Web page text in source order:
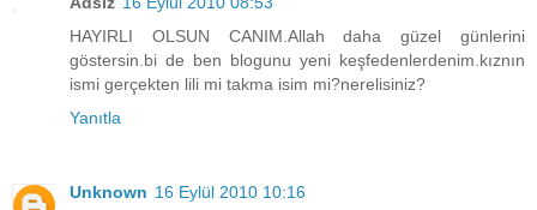
HAYIRLI OLSUN CANIM.Allah daha güzel günlerini
göstersin.bi de ben blogunu yeni keşfedenlerdenim.kıznın
ismi gerçekten lili mi takma isim mi?nerelisiniz?
Yanıtla
Unknown 16 Eylül 2010 10:16